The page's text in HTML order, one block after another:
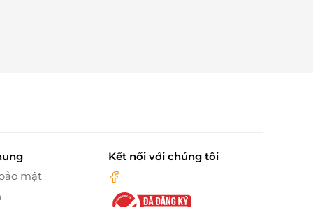
mật
Kết nối với chúng tôi